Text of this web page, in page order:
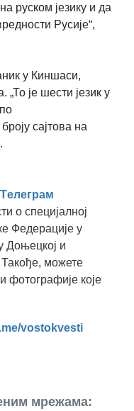
руском језику и да
Русије“,
у Киншаси,
„То је шести језик у
сајтова на
Tелеграм
о специјалној
Федерације у
Доњецкој и
Такође, можете
фотографије које
vostokvesti
мрежама: